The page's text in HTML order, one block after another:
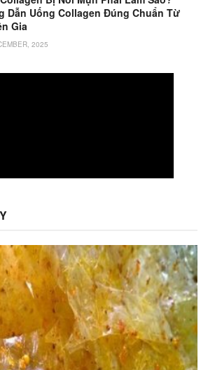
Dẫn Uống Collagen Đúng Chuẩn Từ
Gia
2025